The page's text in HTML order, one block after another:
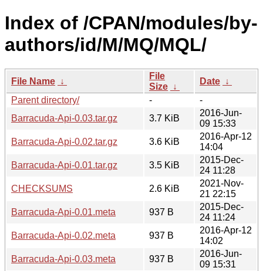
Index of /CPAN/modules/by-
authors/id/M/MQ/MQL/
File Name ↓
File
Size ↓
Date ↓
Parent directory/
-
-
Barracuda-Api-0.03.tar.gz
3.7 KiB
2016-Jun-
09 15:33
Barracuda-Api-0.02.tar.gz
3.6 KiB
2016-Apr-12
14:04
Barracuda-Api-0.01.tar.gz
3.5 KiB
2015-Dec-
24 11:28
CHECKSUMS
2.6 KiB
2021-Nov-
21 22:15
Barracuda-Api-0.01.meta
937 B
2015-Dec-
24 11:24
Barracuda-Api-0.02.meta
937 B
2016-Apr-12
14:02
Barracuda-Api-0.03.meta
937 B
2016-Jun-
09 15:31